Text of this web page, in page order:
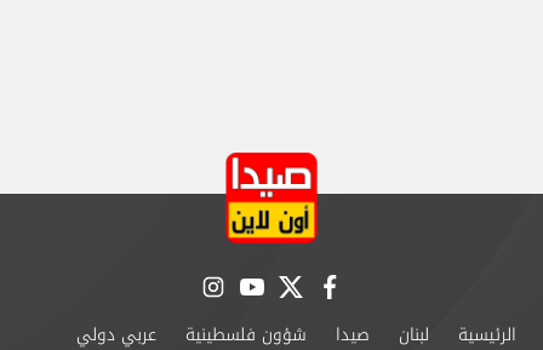
facebook
twitter
youtube
instagram
الرئيسية لبنان صيدا شؤون فلسطينية عربي دولي